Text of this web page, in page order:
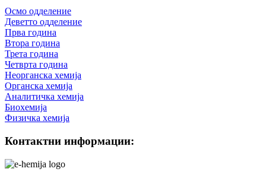
Осмо одделение
Деветто одделение
Прва година
Втора година
Трета година
Четврта година
Неорганска хемија
Органска хемија
Аналитичка хемија
Биохемија
Физичка хемија
Контактни информации: